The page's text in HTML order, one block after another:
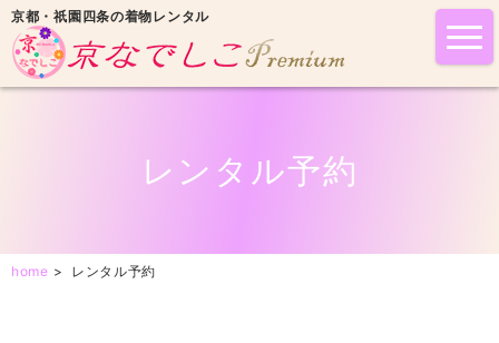
京都・祇園四条の着物レンタル
レンタル予約
home > レンタル予約